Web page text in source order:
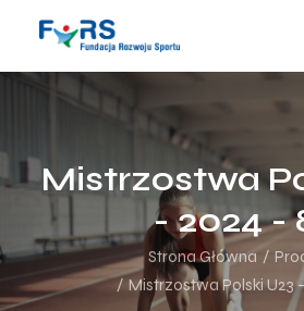
O NAS
O FUNDACJI
DZIAŁALNOŚĆ
BLOG
KONTAKT
Mistrzostwa
- 2024 -
Strona Główna
Mistrzostwa Polski U23